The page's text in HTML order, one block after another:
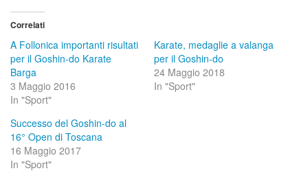
Correlati
A Follonica importanti risultati
per il Goshin-do Karate
Barga
3 Maggio 2016
In "Sport"
Karate, medaglie a valanga
per il Goshin-do
24 Maggio 2018
In "Sport"
Successo del Goshin-do al
16° Open di Toscana
16 Maggio 2017
In "Sport"